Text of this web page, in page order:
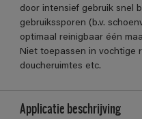
door intensief gebruik snel
gebruikssporen (b.v.
optimaal reinigbaar één
Niet toepassen in vochtige
doucheruimtes etc.
Applicatie beschrijving